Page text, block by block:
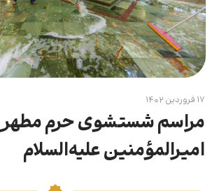
۱۷ فروردین ۱۴۰۲
مراسم شستشوی حرم مطهر
امیرالمؤمنین علیه‌السلام